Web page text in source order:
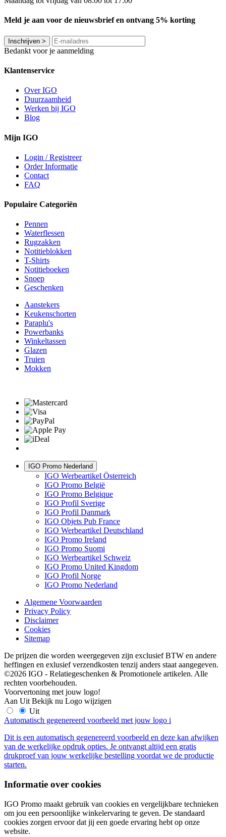
Meld je aan voor de nieuwsbrief en ontvang 5% korting
Inschrijven >
Bedankt voor je aanmelding
Klantenservice
Over IGO
Duurzaamheid
Werken bij IGO
Blog
Mijn IGO
Login / Registreer
Order Informatie
Contact
FAQ
Populaire Categoriën
Pennen
Waterflessen
Rugzakken
Notitieblokken
T-Shirts
Notitieboeken
Snoep
Geschenken
Aanstekers
Keukenschorten
Paraplu's
Powerbanks
Winkeltassen
Glazen
Truien
Mokken
IGO Promo Nederland
IGO Werbeartikel Österreich
IGO Promo België
IGO Promo Belgique
IGO Profil Sverige
IGO Profil Danmark
IGO Objets Pub France
IGO Werbeartikel Deutschland
IGO Promo Ireland
IGO Promo Suomi
IGO Werbeartikel Schweiz
IGO Promo United Kingdom
IGO Profil Norge
IGO Promo Nederland
Algemene Voorwaarden
Privacy Policy
Disclaimer
Cookies
Sitemap
De prijzen die worden weergegeven zijn exclusief BTW en andere
heffingen en exlusief verzendkosten tenzij anders staat aangegeven.
©2026 IGO - Relatiegeschenken & Promotionele artikelen. Alle
rechten voorbehouden.
Voorvertoning met jouw logo!
Aan Uit Bekijk nu Logo wijzigen
Uit
Automatisch gegenereerd voorbeeld met jouw logo i
Dit is een automatisch gegenereerd voorbeeld en deze kan afwijken
van de werkelijke opdruk opties. Je ontvangt altijd een gratis
drukproef van jouw werkelijke bestelling voordat we de productie
starten.
Informatie over cookies
IGO Promo maakt gebruik van cookies en vergelijkbare technieken
om jou een persoonlijke winkelervaring te geven. De standaard
cookies zorgen ervoor dat jij een goede ervaring hebt op onze
website.